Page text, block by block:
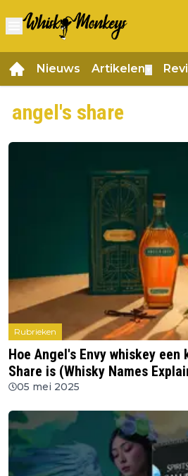
Nieuws Artikelen
angel's share
Rubrieken
Hoe Angel's Envy whiskey
Share is (Whisky Names
05 mei 2025